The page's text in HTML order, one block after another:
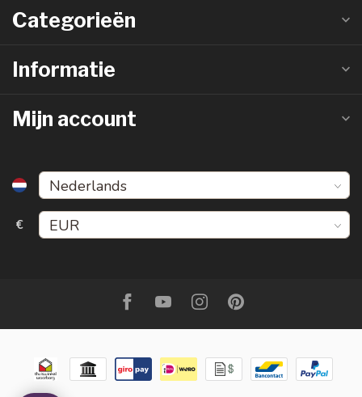
Categorieën
Informatie
Mijn account
€